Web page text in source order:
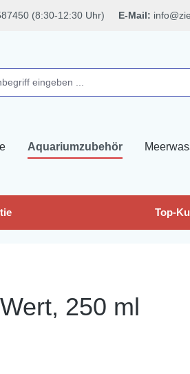
(8:30-12:30 Uhr) E-Mail:
Aquariumzubehör
Top-
250 ml